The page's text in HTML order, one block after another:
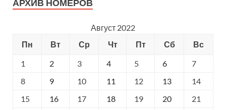
АРХИВ НОМЕРОВ
Август 2022
Пн
Вт Ср Чт Пт Сб
Вс
1
2 3 4 5 6
7
8
9 10 11 12 13
14
15
16 17 18 19 20
21